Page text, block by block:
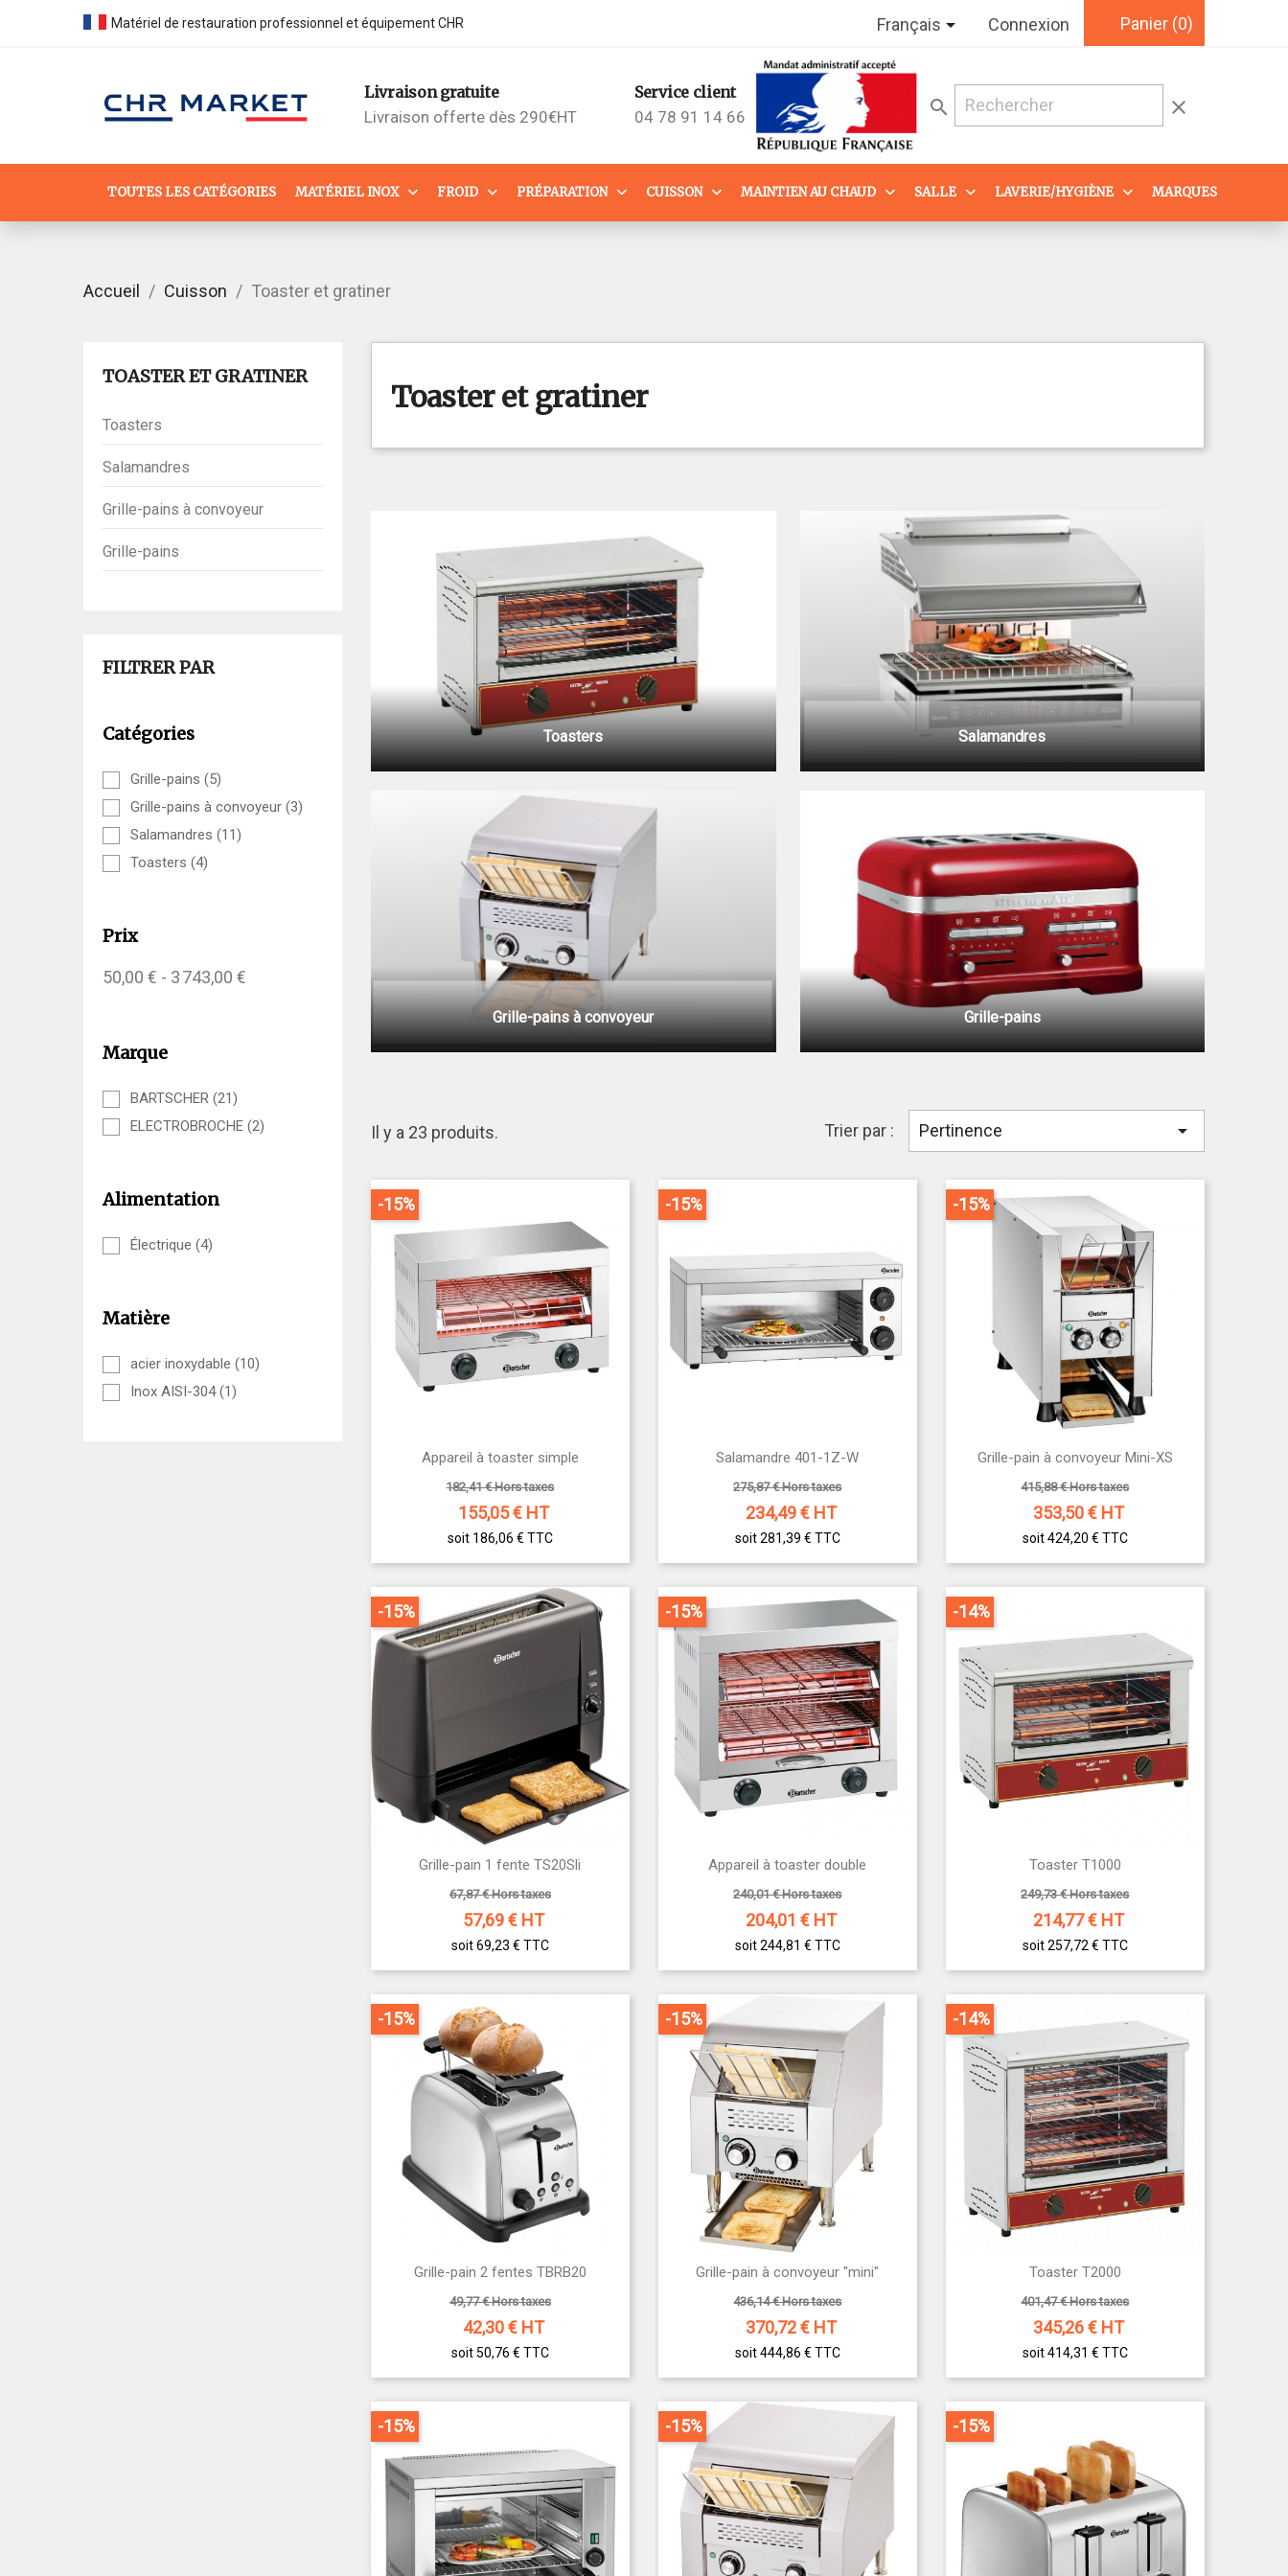
Matériel de restauration professionnel et équipement CHR Français Connexion Panier (0)
Livraison gratuite
Livraison offerte dès 290€HT
Service client
04 78 91 14 66
search clear
TOUTES LES CATÉGORIES MATÉRIEL INOX FROID PRÉPARATION CUISSON MAINTIEN AU CHAUD SALLE LAVERIE/HYGIÈNE MARQUES
Accueil Cuisson Toaster et gratiner
TOASTER ET GRATINER
Toasters
Salamandres
Grille-pains à convoyeur
Grille-pains
FILTRER PAR
Catégories
Grille-pains (5)
Grille-pains à convoyeur (3)
Salamandres (11)
Toasters (4)
Prix
50,00 € - 3 743,00 €
Marque
BARTSCHER (21)
ELECTROBROCHE (2)
Alimentation
Électrique (4)
Matière
acier inoxydable (10)
Inox AISI-304(1)
Toaster et gratiner
Toasters Salamandres
Grille-pains à convoyeur Grille-pains
Il y a 23 produits. Trier par : Pertinence 
Aperçu rapide
Appareil à toaster simple
182,41 € Hors taxes
155,05€ HT
soit 186,06 € TTC
-15%
Aperçu rapide
Salamandre 401-1Z-W
275,87 € Hors taxes
234,49€ HT
soit 281,39 € TTC
-15%
Aperçu rapide
Grille-pain à convoyeur Mini-XS
415,88 € Hors taxes
353,50€ HT
soit 424,20 € TTC
-15%
Aperçu rapide
Grille-pain 1 fente TS20Sli
67,87 € Hors taxes
57,69€ HT
soit 69,23 € TTC
-15%
Aperçu rapide
Appareil à toaster double
240,01 € Hors taxes
204,01€ HT
soit 244,81 € TTC
-15%
Aperçu rapide
Toaster T1000
249,73 € Hors taxes
214,77€ HT
soit 257,72 € TTC
-14%
Aperçu rapide
Grille-pain 2 fentes TBRB20
49,77 € Hors taxes
42,30€ HT
soit 50,76 € TTC
-15%
Aperçu rapide
Grille-pain à convoyeur "mini"
436,14 € Hors taxes
370,72€ HT
soit 444,86 € TTC
-15%
Aperçu rapide
Toaster T2000
401,47 € Hors taxes
345,26€ HT
soit 414,31 € TTC
-14%
-15% -15% -15%